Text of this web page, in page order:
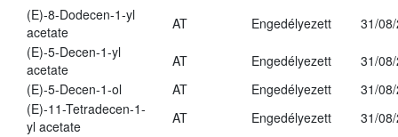
(E)-8-Dodecen-1-yl
acetate
AT Engedélyezett
31/
(E)-5-Decen-1-yl
acetate
AT Engedélyezett
31/
(E)-5-Decen-1-ol
AT Engedélyezett
31/
(E)-11-Tetradecen-1-
yl acetate
AT Engedélyezett 31/